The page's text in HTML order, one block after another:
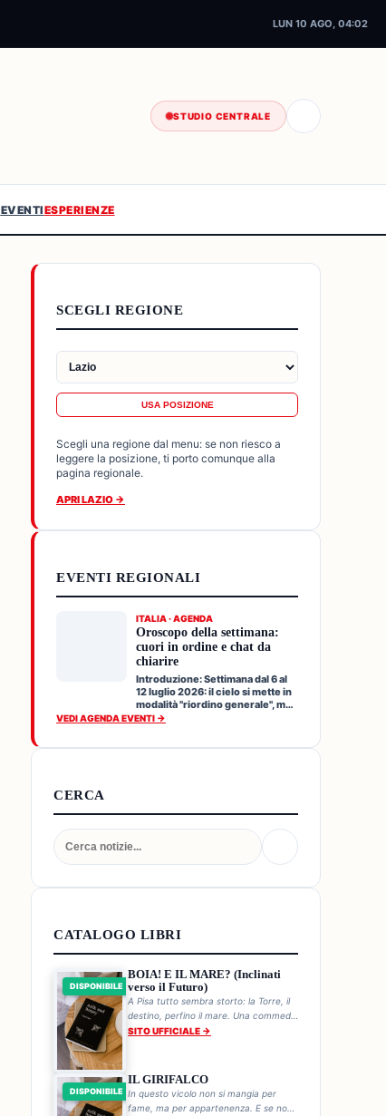
LUN 10 AGO, 04:02
STUDIO CENTRALE
EVENTIESPERIENZE
SCEGLI REGIONE
USA POSIZIONE
Scegli una regione dal menu: se non riesco a
leggere la posizione, ti porto comunque alla
pagina regionale.
APRI LAZIO →
EVENTI REGIONALI
ITALIA · AGENDA
Oroscopo della settimana:
cuori in ordine e chat da
chiarire
Introduzione: Settimana dal 6 al
12 luglio 2026: il cielo si mette in
modalità "riordino generale", ma
senza f…
VEDI AGENDA EVENTI →
CERCA
CATALOGO LIBRI
DISPONIBILE
BOIA! E IL MARE? (Inclinati
verso il Futuro)
A Pisa tutto sembra storto: la Torre, il
destino, perfino il mare. Una commedia
storica sul genio sbilenco di chi non
SITO UFFICIALE →
DISPONIBILE
IL GIRIFALCO
In questo vicolo non si mangia per
fame, ma per appartenenza. E se non